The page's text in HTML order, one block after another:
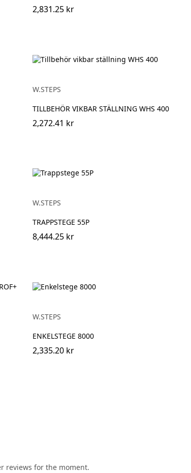
2,831.25 kr
W.STEPS
TILLBEHÖR VIKBAR STÄLLNING WHS 400
2,272.41 kr
W.STEPS
TRAPPSTEGE 55P
8,444.25 kr
W.STEPS
ENKELSTEGE 8000
2,335.20 kr
reviews for the moment.